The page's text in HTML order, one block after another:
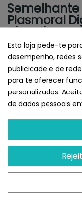
Plasmoral
Digestivo
sobres
WILD BALANCE
CÚRCUMA
Esta loja pede-te
desempenho, redes
publicidade e de
para te oferecer
personalizados.
de dados pessoais